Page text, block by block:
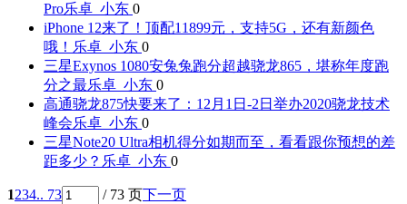
Pro乐卓_小东 0
iPhone 12来了！顶配11899元，支持5G，还有新颜色
哦！ 乐卓_小东 0
三星Exynos 1080安兔兔跑分超越骁龙865，堪称年度跑
分之最乐卓_小东 0
高通骁龙875快要来了：12月1日-2日举办2020骁龙技术
峰会乐卓_小东 0
三星Note20 Ultra相机得分如期而至，看看跟你预想的差
距多少？ 乐卓_小东 0
1234.. 73 / 73 页下一页